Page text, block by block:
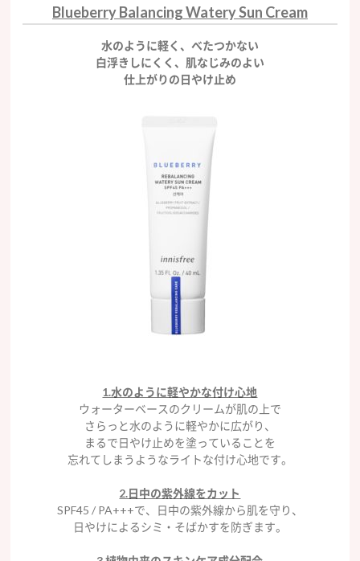
Blueberry Balancing Watery Sun Cream
水のように軽く、べたつかない
白浮きしにくく、肌なじみのよい
仕上がりの日やけ止め
1.水のように軽やかな付け心地
ウォーターベースのクリームが肌の上で
さらっと水のように軽やかに広がり、
まるで日やけ止めを塗っていることを
忘れてしまうようなライトな付け心地です。
2.日中の紫外線をカット
SPF45 / PA+++で、日中の紫外線から肌を守り、
日やけによるシミ・そばかすを防ぎます。